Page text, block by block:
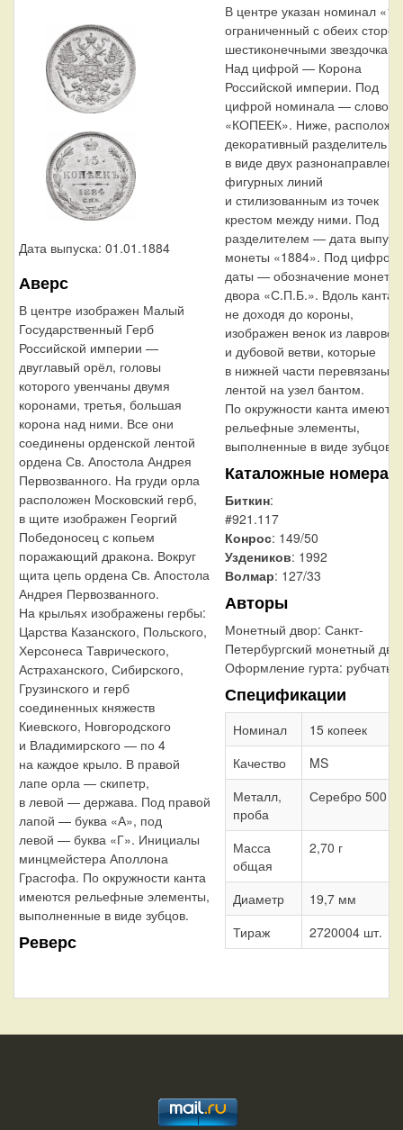
Дата выпуска: 01.01.1884
Аверс
В центре изображен Малый
Государственный Герб
Российской империи —
двуглавый орёл, головы
которого увенчаны двумя
коронами, третья, большая
корона над ними. Все они
соединены орденской лентой
ордена Св. Апостола Андрея
Первозванного. На груди орла
расположен Московский герб,
в щите изображен Георгий
Победоносец с копьем
поражающий дракона. Вокруг
щита цепь ордена Св. Апостола
Андрея Первозванного.
На крыльях изображены гербы:
Царства Казанского, Польского,
Херсонеса Таврического,
Астраханского, Сибирского,
Грузинского и герб
соединенных княжеств
Киевского, Новгородского
и Владимирского — по 4
на каждое крыло. В правой
лапе орла — скипетр,
в левой — держава. Под правой
лапой — буква «А», под
левой — буква «Г». Инициалы
минцмейстера Аполлона
Грасгофа. По окружности канта
имеются рельефные элементы,
выполненные в виде зубцов.
Реверс
В центре указан номинал
ограниченный с обеих сторон
шестиконечными
Над цифрой — Корона
Российской империи. Под
цифрой номинала — слово
«КОПЕЕК». Ниже,
декоративный разделитель
в виде двух
фигурных линий
и стилизованным из точек
крестом между ними. Под
разделителем — дата
монеты «1884». Под цифрой
даты — обозначение
двора «С.П.Б.». Вдоль канта,
не доходя до короны,
изображен венок из лавровой
и дубовой ветви, которые
в нижней части перевязаны
лентой на узел бантом.
По окружности канта имеются
рельефные элементы,
выполненные в виде зубцов.
Каталожные номера
Биткин:
#921.117
Конрос: 149/50
Уздеников: 1992
Волмар: 127/33
Авторы
Монетный двор: Санкт-
Петербургский монетный
Оформление гурта: рубчатый
Спецификации
Номинал
15 копеек
Качество
MS
Металл,
проба
Серебро 500
Масса
общая
2,70 г
Диаметр
19,7 мм
Тираж
2720004 шт.